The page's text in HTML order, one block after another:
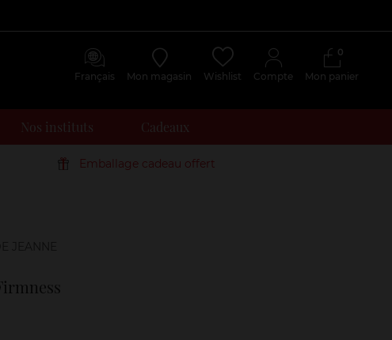
Français Mon magasin Wishlist Compte Mon panier
0
Nos instituts Cadeaux
Emballage cadeau offert